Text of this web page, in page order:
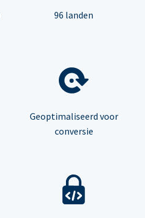
96 landen
Geoptimaliseerd voor
conversie